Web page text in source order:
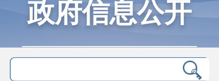
政府信息公开